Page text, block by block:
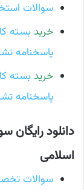
سوالات
خریدبسته
پاسخنامه
خریدبسته
پاسخنامه
دانلود
اسلامی
سوالات